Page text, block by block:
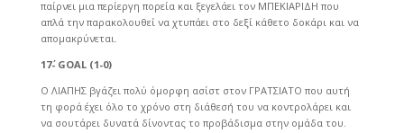
παίρνει μια περίεργη πορεία και ξεγελάει τον ΜΠΕΚΙΑΡΙΔΗ που
απλά την παρακολουθεί να χτυπάει στο δεξί κάθετο δοκάρι και να
απομακρύνεται.
17΄- GOAL (1-0)
Ο ΛΙΑΠΗΣ βγάζει πολύ όμορφη ασίστ στον ΓΡΑΤΣΙΑΤΟ που αυτή
τη φορά έχει όλο το χρόνο στη διάθεσή του να κοντρολάρει και
να σουτάρει δυνατά δίνοντας το προβάδισμα στην ομάδα του.